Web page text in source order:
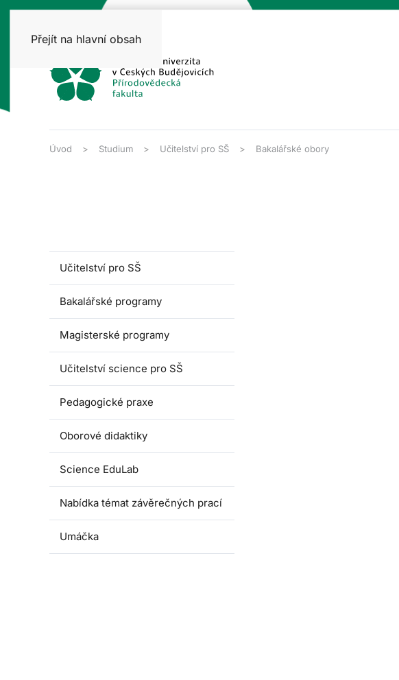
Přejít na hlavní obsah
Úvod Studium Učitelství pro SŠ Bakalářské obory
Učitelství pro SŠ
Bakalářské programy
Magisterské programy
Učitelství science pro SŠ
Pedagogické praxe
Oborové didaktiky
Science EduLab
Nabídka témat závěrečných prací
Umáčka